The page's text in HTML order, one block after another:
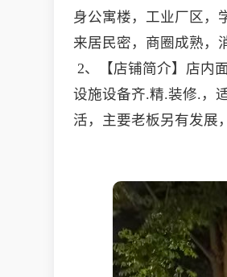
身公寓楼，工业厂区，
来居民密，商圈成熟，
2、【店铺简介】店内
设施设备齐.精.装修.，
活，主要老板另有发展